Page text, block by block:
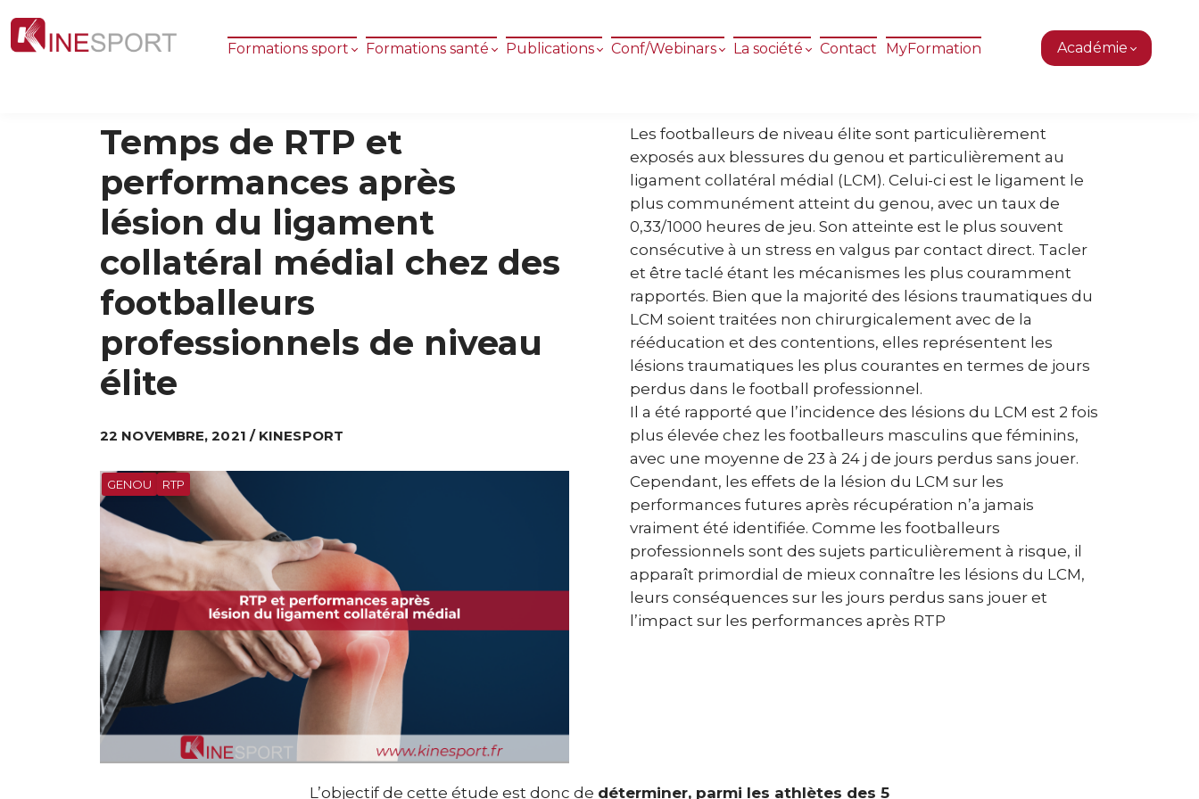
Formations sport Formations santé Publications Conf/Webinars La société Contact MyFormation Académie
Temps de RTP et
performances après
lésion du ligament
collatéral médial chez des
footballeurs
professionnels de niveau
élite
22 NOVEMBRE, 2021 / KINESPORT
GENOU RTP
Les footballeurs de niveau élite sont particulièrement
exposés aux blessures du genou et particulièrement au
ligament collatéral médial (LCM). Celui-ci est le ligament le
plus communément atteint du genou, avec un taux de
0,33/1000 heures de jeu. Son atteinte est le plus souvent
consécutive à un stress en valgus par contact direct. Tacler
et être taclé étant les mécanismes les plus couramment
rapportés. Bien que la majorité des lésions traumatiques du
LCM soient traitées non chirurgicalement avec de la
rééducation et des contentions, elles représentent les
lésions traumatiques les plus courantes en termes de jours
perdus dans le football professionnel.
Il a été rapporté que l’incidence des lésions du LCM est 2 fois
plus élevée chez les footballeurs masculins que féminins,
avec une moyenne de 23 à 24 j de jours perdus sans jouer.
Cependant, les effets de la lésion du LCM sur les
performances futures après récupération n’a jamais
vraiment été identifiée. Comme les footballeurs
professionnels sont des sujets particulièrement à risque, il
apparaît primordial de mieux connaître les lésions du LCM,
leurs conséquences sur les jours perdus sans jouer et
l’impact sur les performances après RTP
L’objectif de cette étude est donc de déterminer, parmi les athlètes des 5